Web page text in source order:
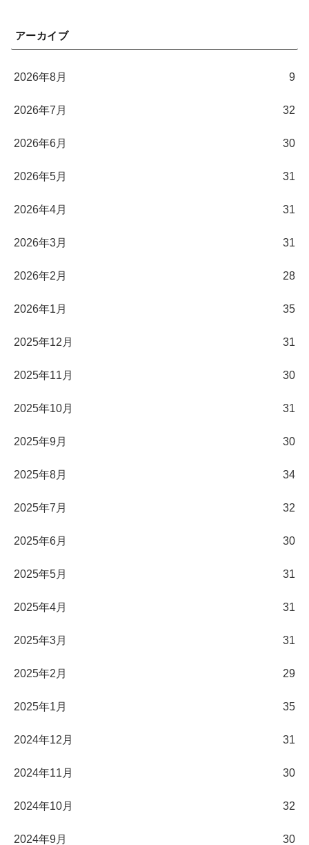
アーカイブ
2026年8月 9
2026年7月 32
2026年6月 30
2026年5月 31
2026年4月 31
2026年3月 31
2026年2月 28
2026年1月 35
2025年12月 31
2025年11月 30
2025年10月 31
2025年9月 30
2025年8月 34
2025年7月 32
2025年6月 30
2025年5月 31
2025年4月 31
2025年3月 31
2025年2月 29
2025年1月 35
2024年12月 31
2024年11月 30
2024年10月 32
2024年9月 30